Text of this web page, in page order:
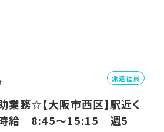
派遣社員
業務☆【大阪市西区】駅近く
給 8:45～15:15 週5